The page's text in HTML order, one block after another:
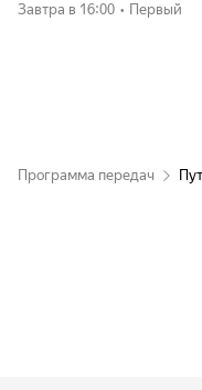
Завтра в 16:00 • Первый
Программа передач